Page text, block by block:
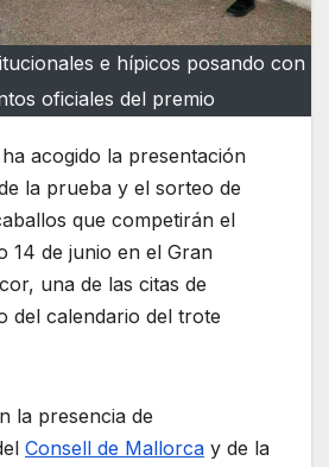
e hípicos posando con
oficiales del premio
acogido la presentación
la prueba y el sorteo de
que competirán el
14 de junio en el Gran
una de las citas de
del calendario del trote
la presencia de
Consell de Mallorca y de la